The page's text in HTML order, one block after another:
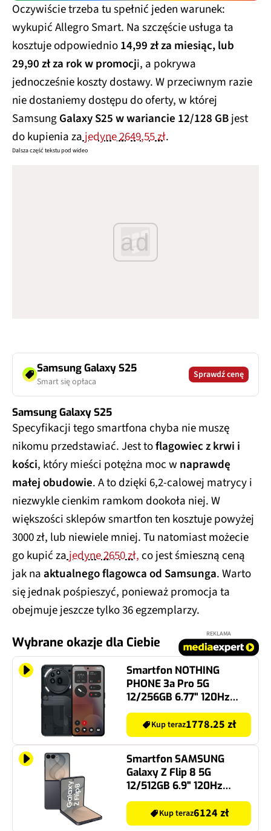
Oczywiście trzeba tu spełnić jeden warunek:
wykupić Allegro Smart. Na szczęście usługa ta
kosztuje odpowiednio14,99 zł za miesiąc, lub
29,90 zł za rok w promocji, a pokrywa
jednocześnie koszty dostawy. W przeciwnym razie
nie dostaniemy dostępu do oferty, w której
SamsungGalaxy S25 w wariancie 12/128 GBjest
do kupienia zajedyne 2649,55 zł.
Dalsza część tekstu pod wideo
ad
Samsung Galaxy S25
Smart się opłaca
Sprawdź cenę
Samsung Galaxy S25
Specyfikacji tego smartfona chyba nie muszę
nikomu przedstawiać. Jest toflagowiec z krwi i
kości, który mieści potężna moc w naprawdę
małej obudowie. A to dzięki 6,2-calowej matrycy i
niezwykle cienkim ramkom dookoła niej. W
większości sklepów smartfon ten kosztuje powyżej
3000 zł, lub niewiele mniej. Tu natomiast możecie
go kupić zajedyne 2650 zł,co jest śmieszną ceną
jak naaktualnego flagowca od Samsunga. Warto
się jednak pośpieszyć, ponieważ promocja ta
obejmuje jeszcze tylko 36 egzemplarzy.
Wybrane okazje dla Ciebie
REKLAMA
Smartfon NOTHING
PHONE 3a Pro 5G
12/256GB 6.77" 120Hz
Czarny
Kup teraz1778.25 zł
Smartfon SAMSUNG
Galaxy Z Flip 8 5G
12/512GB 6.9" 120Hz
Grafitowy SM-F776
Kup teraz6124 zł